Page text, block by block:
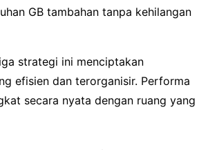
GB tambahan tanpa kehilangan
strategi ini menciptakan
efisien dan terorganisir. Performa
secara nyata dengan ruang yang